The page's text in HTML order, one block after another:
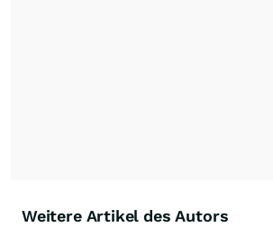
Weitere Artikel des Autors